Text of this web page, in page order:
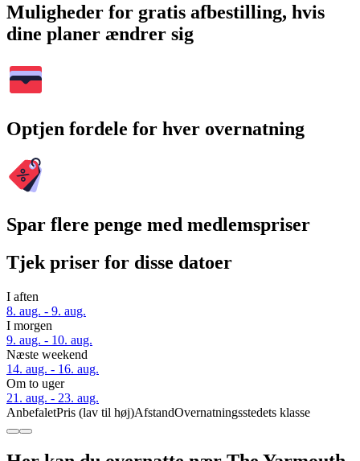
Muligheder for gratis afbestilling, hvis
dine planer ændrer sig
Optjen fordele for hver overnatning
Spar flere penge med medlemspriser
Tjek priser for disse datoer
I aften
8. aug. - 9. aug.
I morgen
9. aug. - 10. aug.
Næste weekend
14. aug. - 16. aug.
Om to uger
21. aug. - 23. aug.
AnbefaletPris (lav til høj)AfstandOvernatningsstedets klasse